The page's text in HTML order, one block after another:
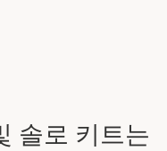
솔로 키트는